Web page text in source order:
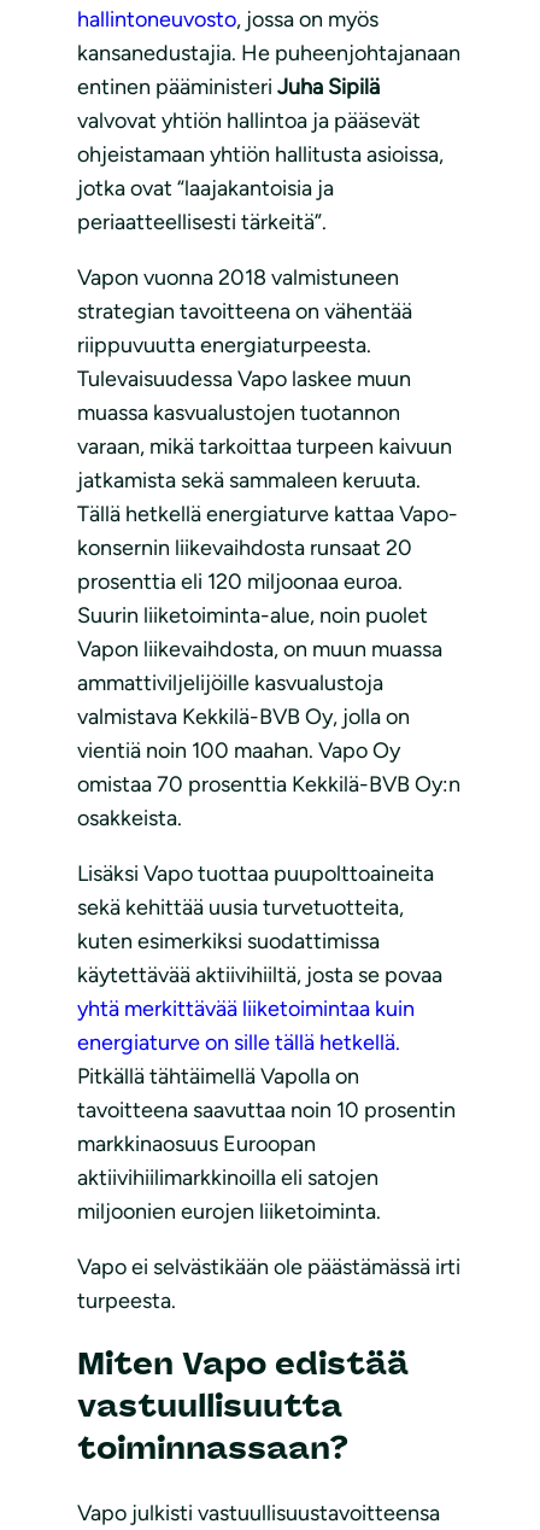
hallintoneuvosto, jossa on myös
kansanedustajia. He puheenjohtajanaan
entinen pääministeri Juha Sipilä
valvovat yhtiön hallintoa ja pääsevät
ohjeistamaan yhtiön hallitusta asioissa,
jotka ovat “laajakantoisia ja
periaatteellisesti tärkeitä”.
Vapon vuonna 2018 valmistuneen
strategian tavoitteena on vähentää
riippuvuutta energiaturpeesta.
Tulevaisuudessa Vapo laskee muun
muassa kasvualustojen tuotannon
varaan, mikä tarkoittaa turpeen kaivuun
jatkamista sekä sammaleen keruuta.
Tällä hetkellä energiaturve kattaa Vapo-
konsernin liikevaihdosta runsaat 20
prosenttia eli 120 miljoonaa euroa.
Suurin liiketoiminta-alue, noin puolet
Vapon liikevaihdosta, on muun muassa
ammattiviljelijöille kasvualustoja
valmistava Kekkilä-BVB Oy, jolla on
vientiä noin 100 maahan. Vapo Oy
omistaa 70 prosenttia Kekkilä-BVB Oy:n
osakkeista.
Lisäksi Vapo tuottaa puupolttoaineita
sekä kehittää uusia turvetuotteita,
kuten esimerkiksi suodattimissa
käytettävää aktiivihiiltä, josta se povaa
yhtä merkittävää liiketoimintaa kuin
energiaturve on sille tällä hetkellä.
Pitkällä tähtäimellä Vapolla on
tavoitteena saavuttaa noin 10 prosentin
markkinaosuus Euroopan
aktiivihiilimarkkinoilla eli satojen
miljoonien eurojen liiketoiminta.
Vapo ei selvästikään ole päästämässä irti
turpeesta.
Miten Vapo edistää
vastuullisuutta
toiminnassaan?
Vapo julkisti vastuullisuustavoitteensa